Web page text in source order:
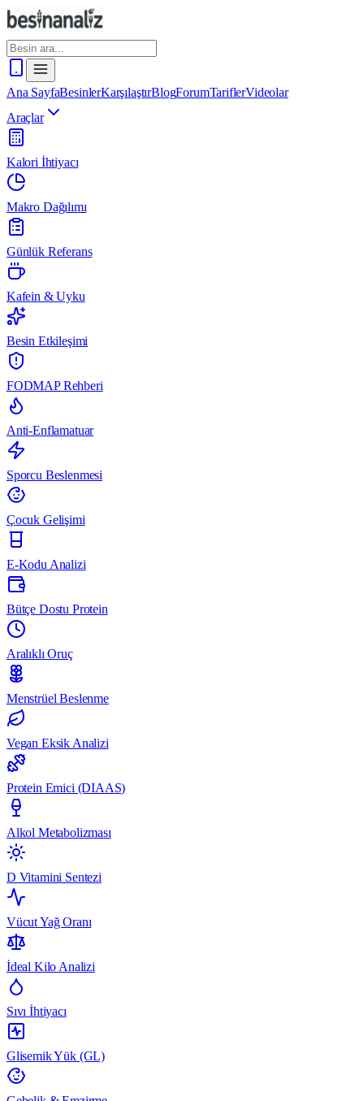
Ana SayfaBesinlerKarşılaştırBlogForumTariflerVideolar
Araçlar
Kalori İhtiyacı
Makro Dağılımı
Günlük Referans
Kafein & Uyku
Besin Etkileşimi
FODMAP Rehberi
Anti-Enflamatuar
Sporcu Beslenmesi
Çocuk Gelişimi
E-Kodu Analizi
Bütçe Dostu Protein
Aralıklı Oruç
Menstrüel Beslenme
Vegan Eksik Analizi
Protein Emici (DIAAS)
Alkol Metabolizması
D Vitamini Sentezi
Vücut Yağ Oranı
İdeal Kilo Analizi
Sıvı İhtiyacı
Glisemik Yük (GL)